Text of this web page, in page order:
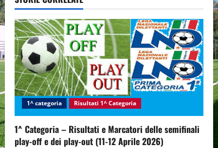
i
g
a
t
i
n
1^ categoria Risultati 1^ Categoria
1^ Categoria – Risultati e Marcatori delle semifinali
play-off e dei play-out (11-12 Aprile 2026)